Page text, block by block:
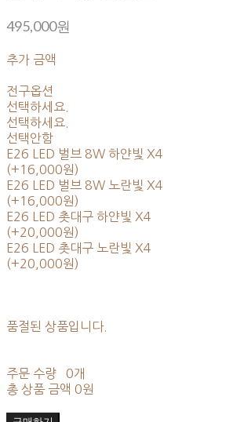
495,000원
추가 금액
전구옵션
선택하세요.
선택하세요.
선택안함
E26 LED 벌브 8W 하얀빛 X4
(+16,000원)
E26 LED 벌브 8W 노란빛 X4
(+16,000원)
E26 LED 촛대구 하얀빛 X4
(+20,000원)
E26 LED 촛대구 노란빛 X4
(+20,000원)
품절된 상품입니다.
주문 수량
0개
총 상품 금액 0원